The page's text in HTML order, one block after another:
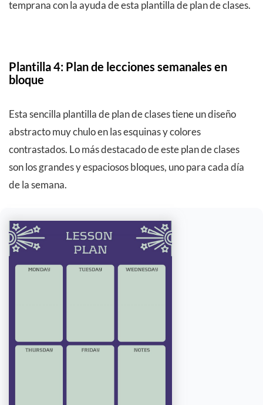
temprana con la ayuda de esta plantilla de plan de clases.
Plantilla 4: Plan de lecciones semanales en
bloque
Esta sencilla plantilla de plan de clases tiene un diseño
abstracto muy chulo en las esquinas y colores
contrastados. Lo más destacado de este plan de clases
son los grandes y espaciosos bloques, uno para cada día
de la semana.